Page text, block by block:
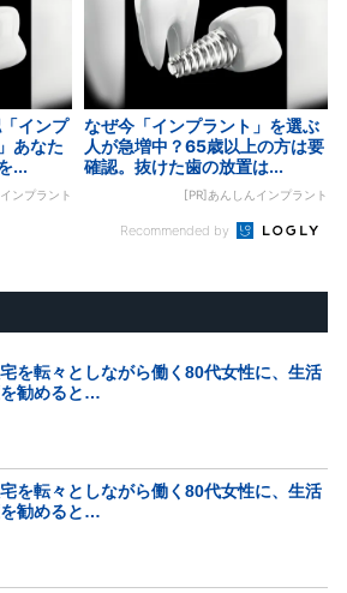
インプ
あなた
...
ンプラント
なぜ今「インプラント」を選ぶ
人が急増中？65歳以上の方は要
確認。抜けた歯の放置は...
[PR]あんしんインプラント
Recommended by
を転々としながら働く80代女性に、生活
勧めると…
を転々としながら働く80代女性に、生活
勧めると…